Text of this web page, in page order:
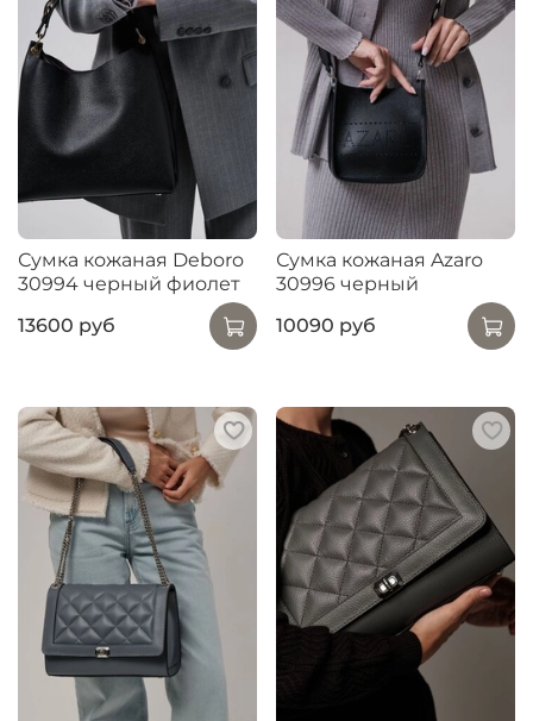
Сумка кожаная Deboro
30994 черный фиолет
13600 руб
Сумка кожаная Azaro
30996 черный
10090 руб